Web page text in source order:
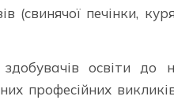
(свинячої печінки,
освіти до
професійних